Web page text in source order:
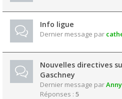
Info ligue
Dernier message par
Nouvelles directives
Gaschney
Dernier message par
Réponses : 5